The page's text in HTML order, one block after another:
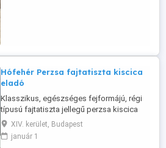
Hófehér Perzsa fajtatiszta kiscica
eladó
Klasszikus, egészséges fejformájú, régi
típusú fajtatiszta jellegű perzsa kiscica
elvihető! 3 hónapos. Rendkívül intelligens,
nyugodt barátságos és kedves fajta. A
kiscica kedves, jól szocializált
XIV. kerület, Budapest
január 1